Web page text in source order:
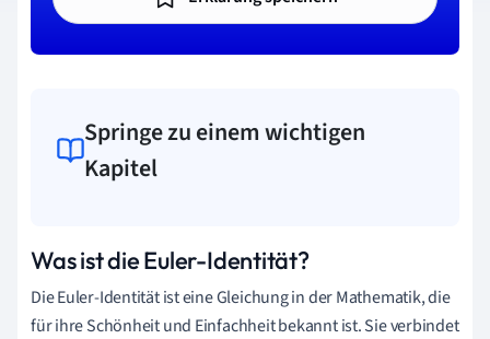
Springe zu einem wichtigen
Kapitel
Was ist die Euler-Identität?
Die Euler-Identität ist eine Gleichung in der Mathematik, die
für ihre Schönheit und Einfachheit bekannt ist. Sie verbindet